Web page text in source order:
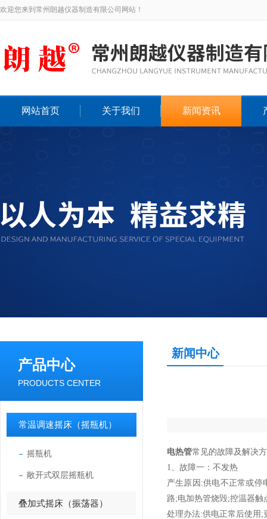
欢迎您来到常州朗越仪器制造有限公司网站！
网站首页 关于我们 新闻资讯
产品中心
PRODUCTS CENTER
常温调速摇床（摇瓶机）
摇瓶机
敞开式双层摇瓶机
叠加式摇床（振荡器）
新闻中心
电热管常见的故障及解决
1、故障一： 不发热
产生原因:供电不正常或停
路;电加热管烧毁;控温器
处理办法:供电正常后使用;